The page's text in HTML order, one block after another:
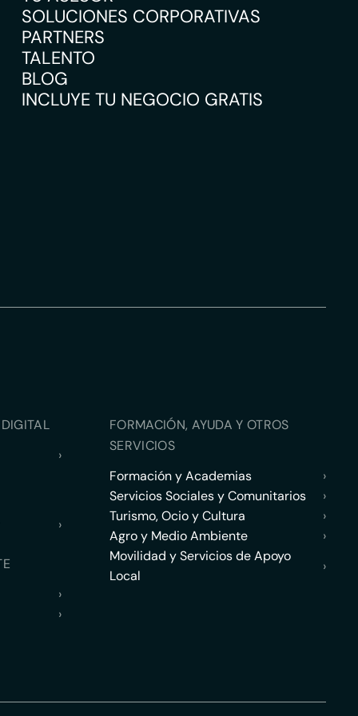
SOLUCIONES CORPORATIVAS
PARTNERS
TALENTO
BLOG
INCLUYE TU NEGOCIO GRATIS
›
›
›
›
FORMACIÓN, AYUDA Y OTROS
SERVICIOS
Formación y Academias
›
Servicios Sociales y Comunitarios
›
Turismo, Ocio y Cultura
›
Agro y Medio Ambiente
›
Movilidad y Servicios de Apoyo
Local
›